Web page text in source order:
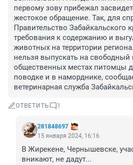
первому зову прибежал
жестокое обращение. Так, для
Правительство Забайкальского
требования к содержанию и
животных на территории
нельзя выпускать на свободный
общественных местах питомцы
поводке и в наморднике,
ветеринарная служба
ОТВЕТИТЬ 1
281848697
15 января 2024, 16:16
В Жирекене, Чернышевске,
вникают, не дадут...